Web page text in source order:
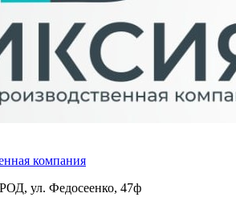
компания
ул. Федосеенко, 47ф